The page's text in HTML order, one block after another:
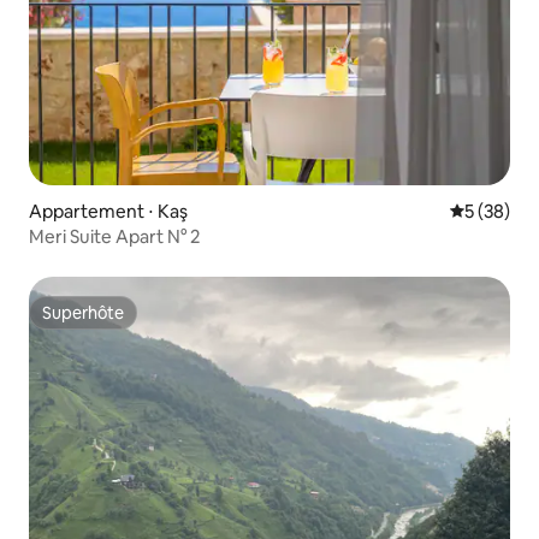
Appartement ⋅ Kaş
5 (38)
Meri Suite Apart N° 2
Superhôte
Superhôte